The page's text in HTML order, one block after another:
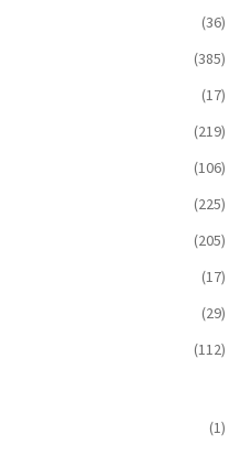
(36)
(385)
(17)
(219)
(106)
(225)
(205)
(17)
(29)
(112)
(1)